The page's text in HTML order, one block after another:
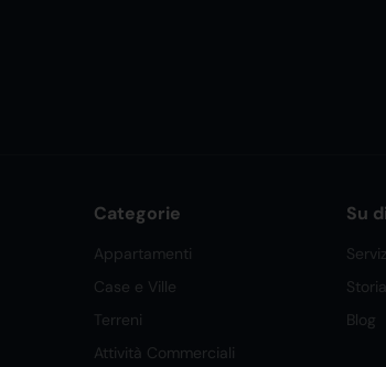
Categorie
Appartamenti
Case e Ville
Terreni
Attività Commerciali
Su
Storia
Blog